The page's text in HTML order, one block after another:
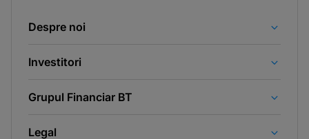
Despre noi
Investitori
Grupul Financiar BT
Legal